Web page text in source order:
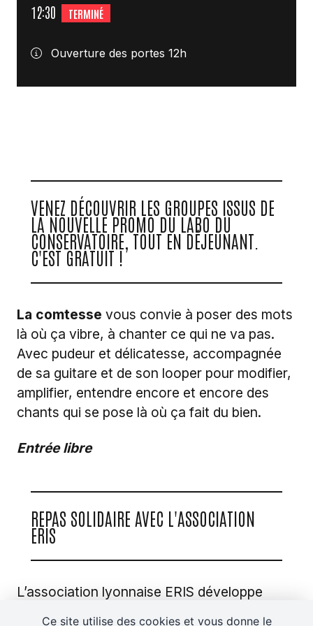
Ce site utilise des cookies et vous donne le
12:30 TERMINÉ
Ouverture des portes 12h
VENEZ DÉCOUVRIR LES GROUPES ISSUS DE
LA NOUVELLE PROMO DU LABO DU
CONSERVATOIRE, TOUT EN DÉJEUNANT.
C'EST GRATUIT !
La comtesse vous convie à poser des mots
là où ça vibre, à chanter ce qui ne va pas.
Avec pudeur et délicatesse, accompagnée
de sa guitare et de son looper pour modifier,
amplifier, entendre encore et encore des
chants qui se pose là où ça fait du bien.
Entrée libre
REPAS SOLIDAIRE AVEC L'ASSOCIATION
ERIS
L’association lyonnaise ERIS développe